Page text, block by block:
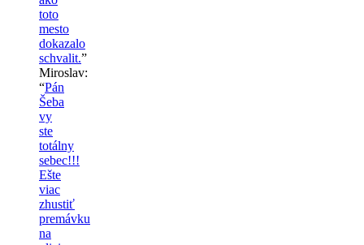
toto
mesto
dokazalo
schvalit.”
Miroslav:
“Pán
Šeba
vy
ste
totálny
sebec!!!
Ešte
viac
zhustiť
premávku
na